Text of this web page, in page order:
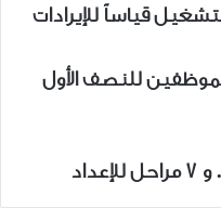
الموظفين للنصف الأول